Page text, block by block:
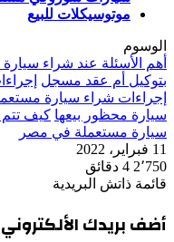
موتوسيكلات للبيع
الوسوم
أهم الأسئلة عند شراء
بتوكيل أم عقد مسجل
إجراءات شراء سيارة
سيارة محظور بيعها كيف تتم
سيارة مستعملة في مصر
11 فبراير، 2022
2٬750 4 دقائق
قائمة ذاتش البريدية
أضف بريدك